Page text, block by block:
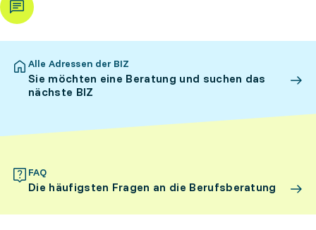
Alle Adressen der BIZ
Sie möchten eine Beratung und suchen das
nächste BIZ
FAQ
Die häufigsten Fragen an die Berufsberatung